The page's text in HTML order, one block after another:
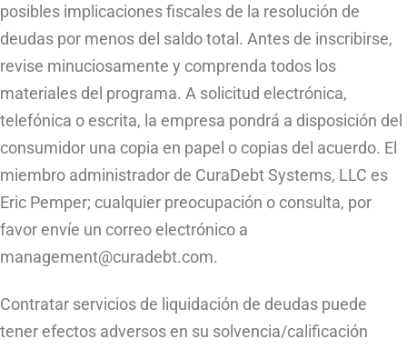
posibles implicaciones fiscales de la resolución de
deudas por menos del saldo total. Antes de inscribirse,
revise minuciosamente y comprenda todos los
materiales del programa. A solicitud electrónica,
telefónica o escrita, la empresa pondrá a disposición del
consumidor una copia en papel o copias del acuerdo. El
miembro administrador de CuraDebt Systems, LLC es
Eric Pemper; cualquier preocupación o consulta, por
favor envíe un correo electrónico a
management@curadebt.com.
Contratar servicios de liquidación de deudas puede
tener efectos adversos en su solvencia/calificación